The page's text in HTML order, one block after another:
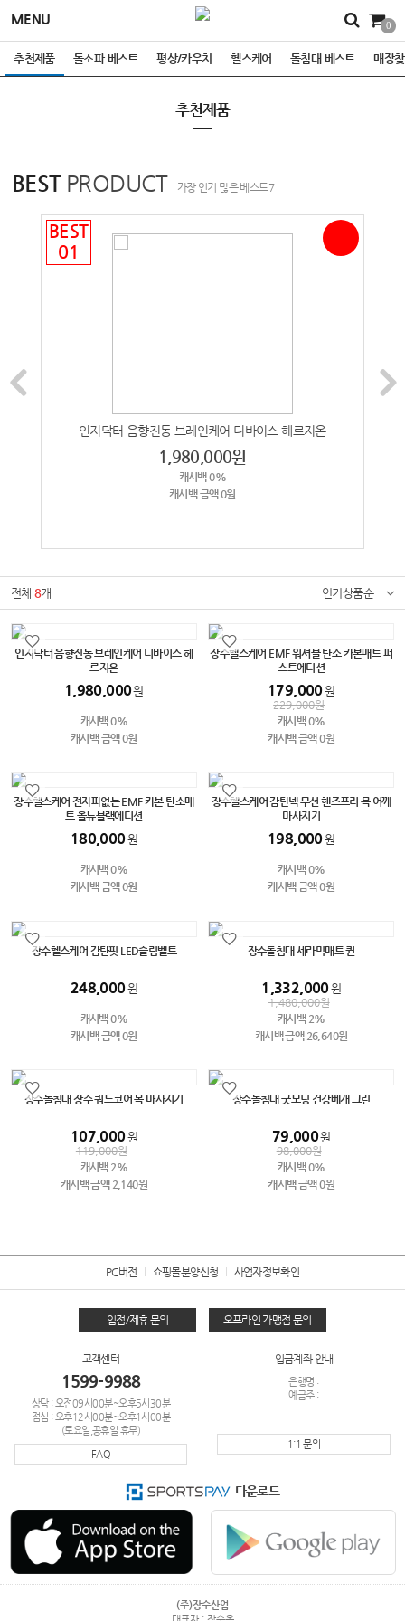
MENU 0
추천제품 돌소파 베스트 평상/카우치 헬스케어 돌침대 베스트 매장
추천제품
BEST PRODUCT 가장 인기 많은 베스트7
인지닥터 음향진동 브레인케어 디바이스 헤르지온
1,980,000원
캐시백 0%
캐시백 금액 0원
BEST
01
전체8개 인기상품순
인지닥터 음향진동 브레인케어 디바이스 헤
르지온
1,980,000원
캐시백 0%
캐시백 금액 0원
장수헬스케어 EMF 워셔블 탄소 카본매트 퍼
스트에디션
179,000원
229,000원
캐시백 0%
캐시백 금액 0원
장수헬스케어 전자파없는 EMF 카본 탄소매
트 올뉴블랙에디션
180,000원
캐시백 0%
캐시백 금액 0원
장수헬스케어 감탄넥 무선 핸즈프리 목 어깨
마사지기
198,000원
캐시백 0%
캐시백 금액 0원
장수헬스케어 감탄핏 LED슬림벨트
248,000원
캐시백 0%
캐시백 금액 0원
장수돌침대 세라믹매트 퀸
1,332,000원
1,480,000원
캐시백 2%
캐시백 금액 26,640원
장수돌침대 장수 쿼드코어 목 마사지기
107,000원
119,000원
캐시백 2%
캐시백 금액 2,140원
장수돌침대 굿모닝 건강베개 그린
79,000원
98,000원
캐시백 0%
캐시백 금액 0원
PC버전 쇼핑몰분양신청 사업자정보확인
입점/제휴 문의 오프라인 가맹점 문의
고객센터
1599-9988
상담 : 오전09시00분~오후5시30분
점심 : 오후12시00분~오후1시00분
(토요일,공휴일 휴무)
FAQ
입금계좌 안내
은행명 :
예금주 :
1:1 문의
다운로드
(주)장수산업